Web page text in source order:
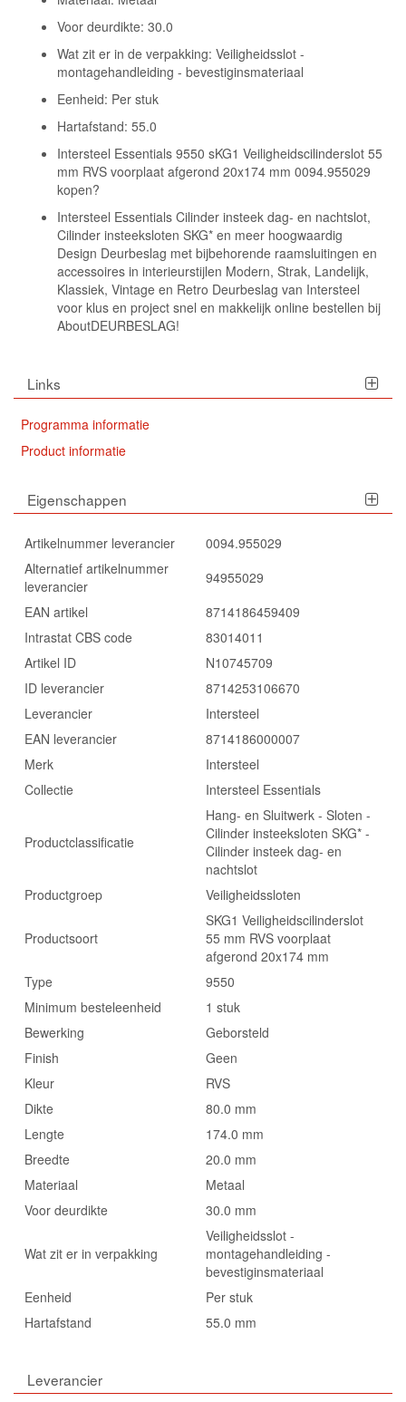
Voor deurdikte: 30.0
Wat zit er in de verpakking: Veiligheidsslot -
montagehandleiding - bevestiginsmateriaal
Eenheid: Per stuk
Hartafstand: 55.0
Intersteel Essentials 9550 sKG1 Veiligheidscilinderslot 55
mm RVS voorplaat afgerond 20x174 mm 0094.955029
kopen?
Intersteel Essentials Cilinder insteek dag- en nachtslot,
Cilinder insteeksloten SKG* en meer hoogwaardig
Design Deurbeslag met bijbehorende raamsluitingen en
accessoires in interieurstijlen Modern, Strak, Landelijk,
Klassiek, Vintage en Retro Deurbeslag van Intersteel
voor klus en project snel en makkelijk online bestellen bij
AboutDEURBESLAG!
Links
Programma informatie
Product informatie
Eigenschappen
Artikelnummer leverancier
0094.955029
Alternatief artikelnummer
leverancier
94955029
EAN artikel
8714186459409
Intrastat CBS code
83014011
Artikel ID
N10745709
ID leverancier
8714253106670
Leverancier
Intersteel
EAN leverancier
8714186000007
Merk
Intersteel
Collectie
Intersteel Essentials
Productclassificatie
Hang- en Sluitwerk - Sloten -
Cilinder insteeksloten SKG* -
Cilinder insteek dag- en
nachtslot
Productgroep
Veiligheidssloten
Productsoort
SKG1 Veiligheidscilinderslot
55 mm RVS voorplaat
afgerond 20x174 mm
Type
9550
Minimum besteleenheid
1 stuk
Bewerking
Geborsteld
Finish
Geen
Kleur
RVS
Dikte
80.0 mm
Lengte
174.0 mm
Breedte
20.0 mm
Materiaal
Metaal
Voor deurdikte
30.0 mm
Wat zit er in verpakking
Veiligheidsslot -
montagehandleiding -
bevestiginsmateriaal
Eenheid
Per stuk
Hartafstand
55.0 mm
Leverancier